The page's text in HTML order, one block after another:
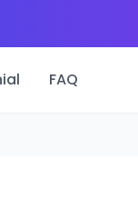
FAQ